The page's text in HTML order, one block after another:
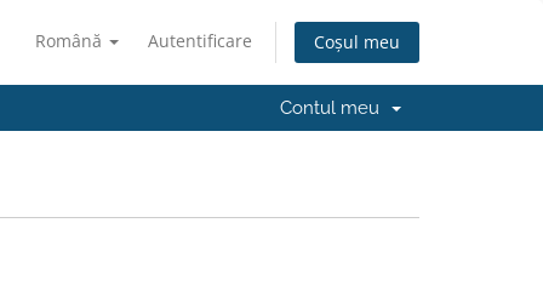
Română Autentificare Coșul meu
Contul meu